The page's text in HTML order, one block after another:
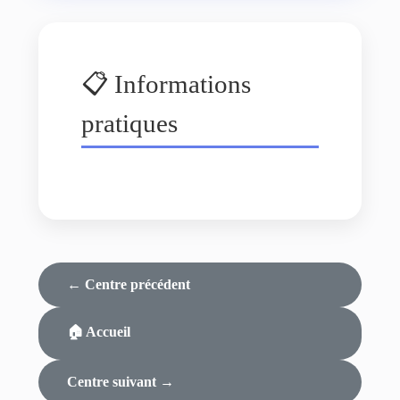
📋 Informations
pratiques
← Centre précédent
🏠 Accueil
Centre suivant →